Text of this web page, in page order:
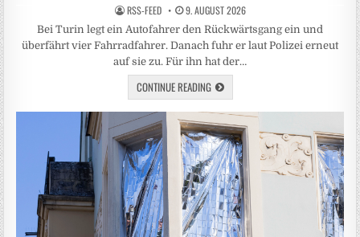
RSS-FEED 9. AUGUST 2026
Bei Turin legt ein Autofahrer den Rückwärtsgang ein und
überfährt vier Fahrradfahrer. Danach fuhr er laut Polizei erneut
auf sie zu. Für ihn hat der…
CONTINUE READING